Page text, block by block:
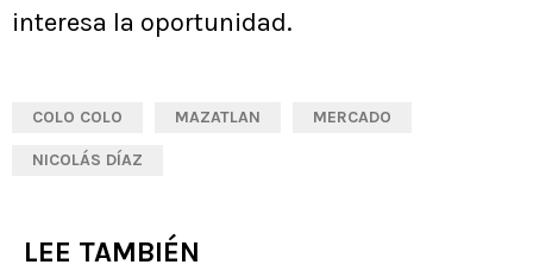
interesa la oportunidad.
COLO COLO MAZATLAN MERCADO
NICOLÁS DÍAZ
LEE TAMBIÉN